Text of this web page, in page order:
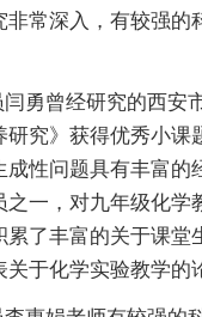
非常深入，有较强的
曾经研究的西安
研究》获得优秀小课
成性问题具有丰富的
一，对九年级化学
累了丰富的关于课堂
于化学实验教学的